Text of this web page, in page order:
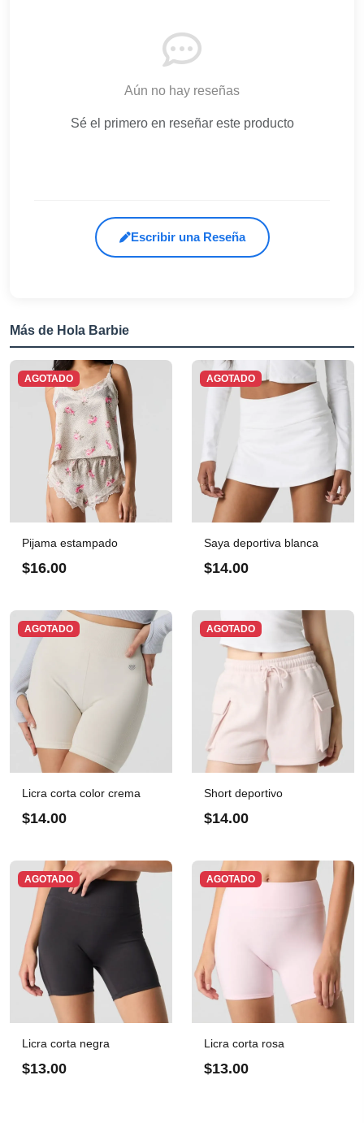
Aún no hay reseñas
Sé el primero en reseñar este producto
Escribir una Reseña
Más de Hola Barbie
AGOTADO
Pijama estampado
$16.00
AGOTADO
Saya deportiva blanca
$14.00
AGOTADO
Licra corta color crema
$14.00
AGOTADO
Short deportivo
$14.00
AGOTADO
Licra corta negra
$13.00
AGOTADO
Licra corta rosa
$13.00